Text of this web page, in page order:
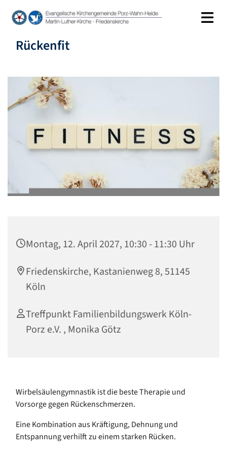
Rückenfit
Montag, 12. April 2027, 10:30 - 11:30 Uhr
Friedenskirche, Kastanienweg 8, 51145
Köln
Treffpunkt Familienbildungswerk Köln-
Porz e.V. , Monika Götz
Wirbelsäulengymnastik ist die beste Therapie und
Vorsorge gegen Rückenschmerzen.
Eine Kombination aus Kräftigung, Dehnung und
Entspannung verhilft zu einem starken Rücken.